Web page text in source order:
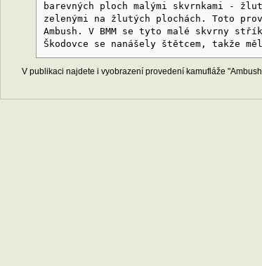
barevných ploch malými skvrnkami -
zelenými na žlutých plochách. Toto
Ambush. V BMM se tyto malé skvrny
Škodovce se nanášely štětcem, takže
V publikaci najdete i vyobrazení provedení kamufláže